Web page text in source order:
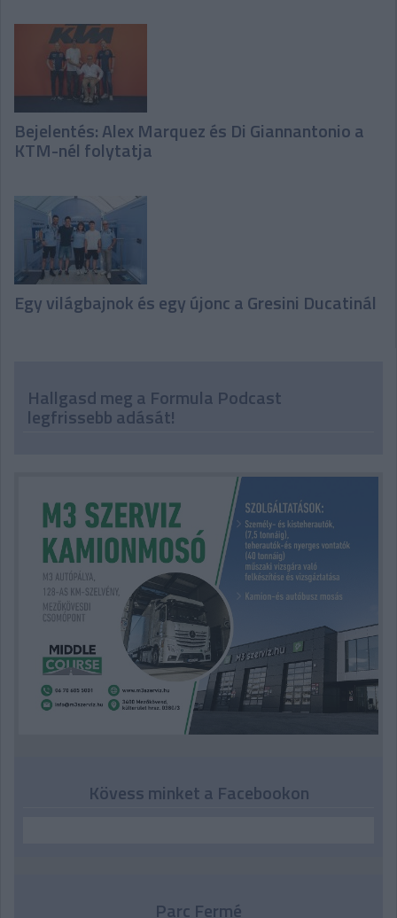
Bejelentés: Alex Marquez és Di Giannantonio a
KTM-nél folytatja
Egy világbajnok és egy újonc a Gresini Ducatinál
Hallgasd meg a Formula Podcast
legfrissebb adását!
Kövess minket a Facebookon
Parc Fermé